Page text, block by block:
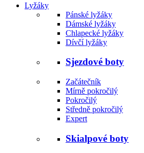
Lyžáky
Pánské lyžáky
Dámské lyžáky
Chlapecké lyžáky
Dívčí lyžáky
Sjezdové boty
Začátečník
Mírně pokročilý
Pokročilý
Středně pokročilý
Expert
Skialpové boty